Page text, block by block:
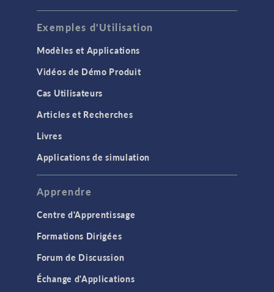
Exemples d'Utilisation
Modèles et Applications
Vidéos de Démo Produit
Cas Utilisateurs
Articles et Recherches
Livres
Applications de simulation
Apprendre
Centre d'Apprentissage
Formations Dirigées
Forum de Discussion
Échange d'Applications